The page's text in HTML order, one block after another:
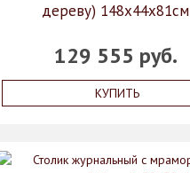
дереву) 148x44x81см
129 555 руб.
КУПИТЬ